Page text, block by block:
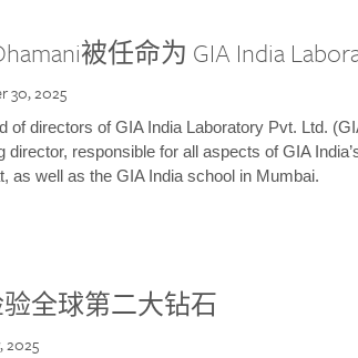
被任命为 GIA India
30, 2025
of directors of GIA India Laboratory Pvt. Ltd.
director, responsible for all aspects of GIA
as well as the GIA India school in Mumbai.
验全球第二大钻石
2025